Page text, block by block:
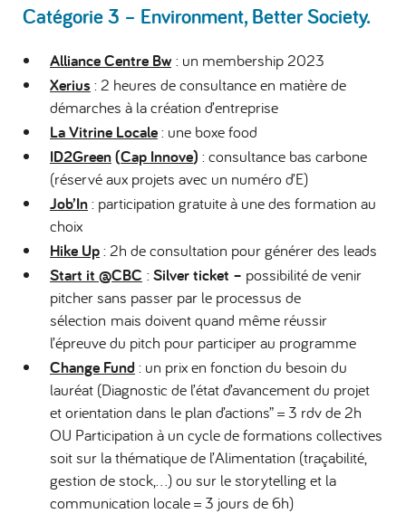
Catégorie 3 – Environment, Better Society.
Alliance Centre Bw: un membership 2023
Xerius : 2 heures de consultance en matière de
démarches à la création d’entreprise
La Vitrine Locale: une boxe food
ID2Green(Cap Innove) : consultance bas carbone
(réservé aux projets avec un numéro d’E)
Job’In: participation gratuite à une des formation au
choix
Hike Up: 2h de consultation pour générer des leads
Start it @CBC :Silver ticket – possibilité de venir
pitcher sans passer par le processus de
sélection mais doivent quand même réussir
l’épreuve du pitch pour participer au programme
Change Fund: un prix en fonction du besoin du
lauréat (Diagnostic de l’état d’avancement du projet
et orientation dans le plan d’actions” = 3 rdv de 2h
OU Participation à un cycle de formations collectives
soit sur la thématique de l’Alimentation (traçabilité,
gestion de stock,…) ou sur le storytelling et la
communication locale = 3 jours de 6h)